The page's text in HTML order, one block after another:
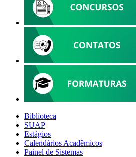
Biblioteca
SUAP
Estágios
Calendários Acadêmicos
Painel de Sistemas